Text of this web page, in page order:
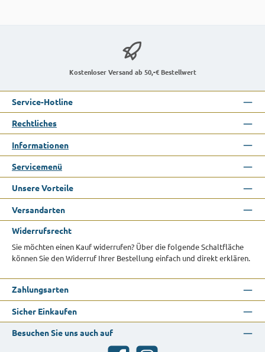
Kostenloser Versand ab 50,-€ Bestellwert
Service-Hotline
Rechtliches
Informationen
Servicemenü
Unsere Vorteile
Versandarten
Widerrufsrecht
Sie möchten einen Kauf widerrufen? Über die folgende Schaltfläche
können Sie den Widerruf Ihrer Bestellung einfach und direkt erklären.
Zahlungsarten
Sicher Einkaufen
Besuchen Sie uns auch auf